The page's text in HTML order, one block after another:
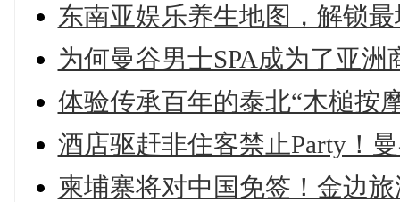
东南亚娱乐养生地图，解锁
为何曼谷男士SPA成为了亚
体验传承百年的泰北“木槌按
酒店驱赶非住客禁止Party！
柬埔寨将对中国免签！金边